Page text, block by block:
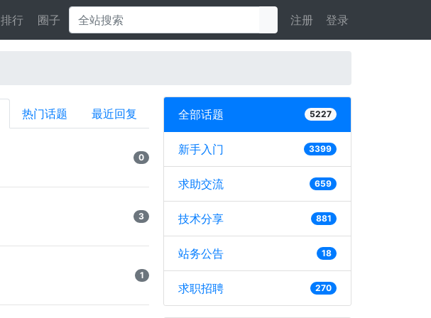
排行 圈子 注册 登录
热门话题 最近回复
0
3
1
全部话题 5227
新手入门 3399
求助交流 659
技术分享 881
站务公告 18
求职招聘 270